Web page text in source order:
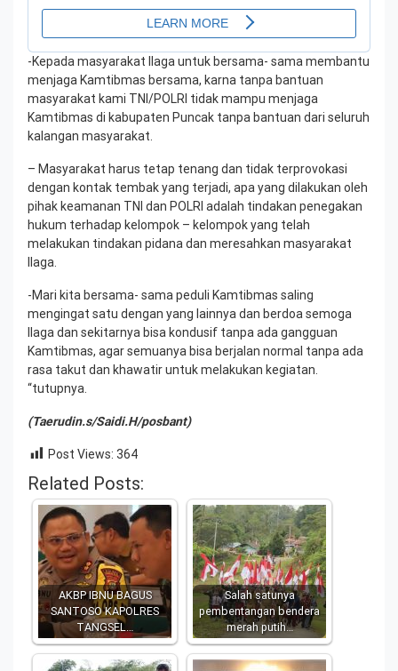
-Kepada masyarakat Ilaga untuk bersama- sama membantu
menjaga Kamtibmas bersama, karna tanpa bantuan
masyarakat kami TNI/POLRI tidak mampu menjaga
Kamtibmas di kabupaten Puncak tanpa bantuan dari seluruh
kalangan masyarakat.
– Masyarakat harus tetap tenang dan tidak terprovokasi
dengan kontak tembak yang terjadi, apa yang dilakukan oleh
pihak keamanan TNI dan POLRI adalah tindakan penegakan
hukum terhadap kelompok – kelompok yang telah
melakukan tindakan pidana dan meresahkan masyarakat
Ilaga.
-Mari kita bersama- sama peduli Kamtibmas saling
mengingat satu dengan yang lainnya dan berdoa semoga
Ilaga dan sekitarnya bisa kondusif tanpa ada gangguan
Kamtibmas, agar semuanya bisa berjalan normal tanpa ada
rasa takut dan khawatir untuk melakukan kegiatan.
“tutupnya.
(Taerudin.s/Saidi.H/posbant)
Post Views: 364
Related Posts:
AKBP IBNU BAGUS
SANTOSO KAPOLRES
TANGSEL…
Salah satunya
pembentangan bendera
merah putih…